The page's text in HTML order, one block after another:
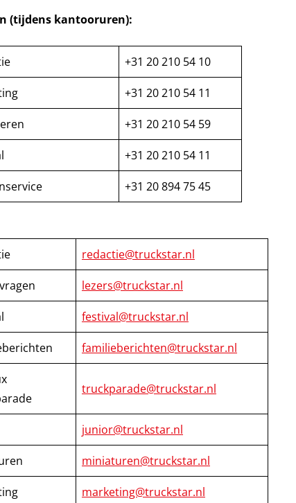
(tijdens kantooruren):
+31 20 210 54 10
+31 20 210 54 11
+31 20 210 54 59
+31 20 210 54 11
+31 20 894 75 45
redactie@truckstar.nl
lezers@truckstar.nl
festival@truckstar.nl
familieberichten@truckstar.nl
truckparade@truckstar.nl
junior@truckstar.nl
miniaturen@truckstar.nl
marketing@truckstar.nl